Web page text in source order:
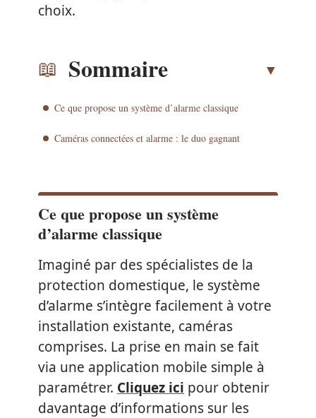
choix.
Sommaire
Ce que propose un système d’alarme classique
Caméras connectées et alarme : le duo gagnant
Ce que propose un système
d’alarme classique
Imaginé par des spécialistes de la
protection domestique, le système
d’alarme s’intègre facilement à votre
installation existante, caméras
comprises. La prise en main se fait
via une application mobile simple à
paramétrer. Cliquez ici pour obtenir
davantage d’informations sur les